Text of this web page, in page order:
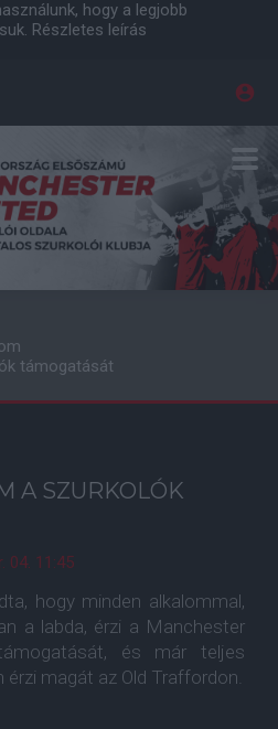
hogy a legjobb
Részletes leírás
támogatását
A SZURKOLÓK
04. 11:45
hogy minden alkalommal,
a labda, érzi a Manchester
és már teljes
magát az Old Traffordon.